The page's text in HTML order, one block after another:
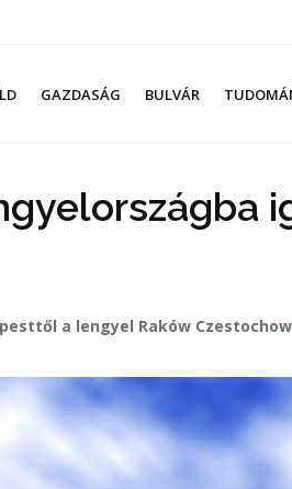
GAZDASÁG BULVÁR
a lengyel Raków